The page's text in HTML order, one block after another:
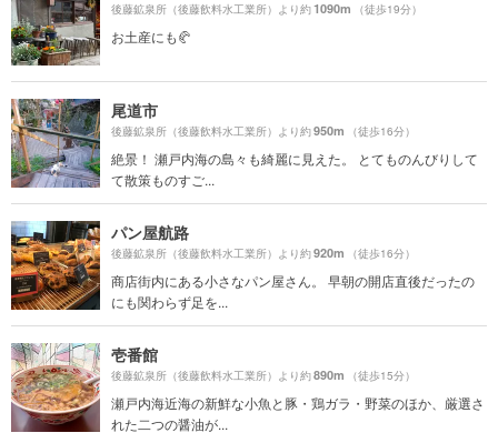
後藤鉱泉所（後藤飲料水工業所）より約1090m （徒歩19分）
お土産にも🥐
尾道市
後藤鉱泉所（後藤飲料水工業所）より約950m （徒歩16分）
絶景！ 瀬戸内海の島々も綺麗に見えた。 とてものんびりして
て散策ものすご...
パン屋航路
後藤鉱泉所（後藤飲料水工業所）より約920m （徒歩16分）
商店街内にある小さなパン屋さん。 早朝の開店直後だったの
にも関わらず足を...
壱番館
後藤鉱泉所（後藤飲料水工業所）より約890m （徒歩15分）
瀬戸内海近海の新鮮な小魚と豚・鶏ガラ・野菜のほか、厳選さ
れた二つの醤油が...